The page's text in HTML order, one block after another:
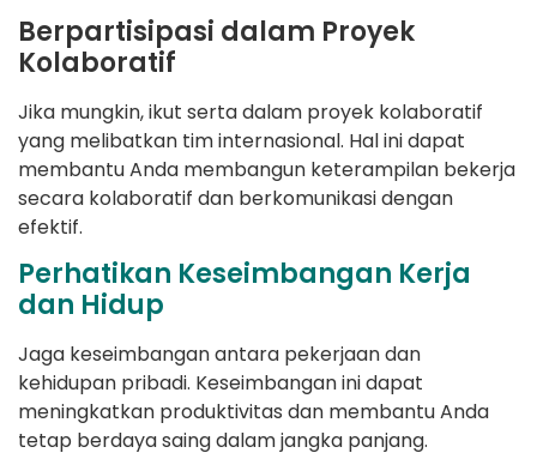
Berpartisipasi dalam Proyek
Kolaboratif
Jika mungkin, ikut serta dalam proyek kolaboratif
yang melibatkan tim internasional. Hal ini dapat
membantu Anda membangun keterampilan bekerja
secara kolaboratif dan berkomunikasi dengan
efektif.
Perhatikan Keseimbangan Kerja
dan Hidup
Jaga keseimbangan antara pekerjaan dan
kehidupan pribadi. Keseimbangan ini dapat
meningkatkan produktivitas dan membantu Anda
tetap berdaya saing dalam jangka panjang.